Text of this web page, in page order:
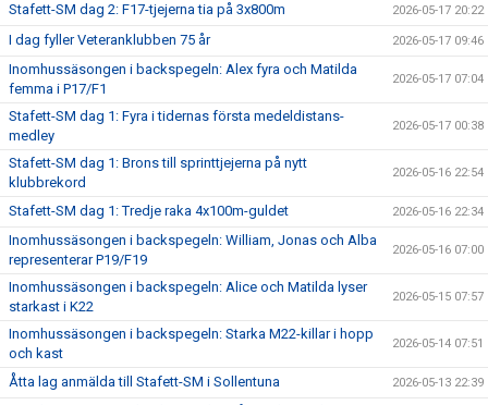
Stafett-SM dag 2: F17-tjejerna tia på 3x800m 2026-05-17 20:22
I dag fyller Veteranklubben 75 år 2026-05-17 09:46
Inomhussäsongen i backspegeln: Alex fyra och Matilda
femma i P17/F1
2026-05-17 07:04
Stafett-SM dag 1: Fyra i tidernas första medeldistans-
medley
2026-05-17 00:38
Stafett-SM dag 1: Brons till sprinttjejerna på nytt
klubbrekord
2026-05-16 22:54
Stafett-SM dag 1: Tredje raka 4x100m-guldet 2026-05-16 22:34
Inomhussäsongen i backspegeln: William, Jonas och Alba
representerar P19/F19
2026-05-16 07:00
Inomhussäsongen i backspegeln: Alice och Matilda lyser
starkast i K22
2026-05-15 07:57
Inomhussäsongen i backspegeln: Starka M22-killar i hopp
och kast
2026-05-14 07:51
Åtta lag anmälda till Stafett-SM i Sollentuna 2026-05-13 22:39